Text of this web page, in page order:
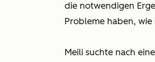
die notwendigen
Probleme haben, wie
Meili suchte nach